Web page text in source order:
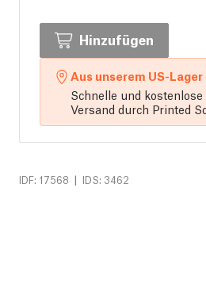
Hinzufügen
Aus unserem US-
Schnelle und
Versand durch Printed
IDF: 17568 | IDS: 3462